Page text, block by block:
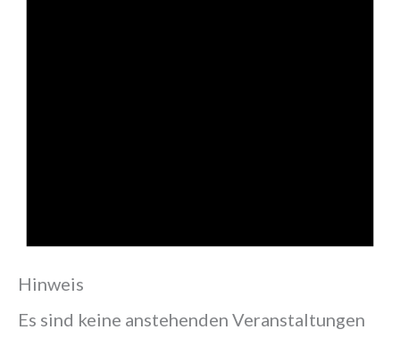
Hinweis
Es sind keine anstehenden Veranstaltungen